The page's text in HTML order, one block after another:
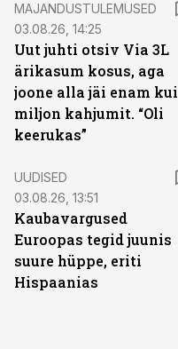
MAJANDUSTULEMUSED
03.08.26, 14:25
Uut juhti otsiv Via 3L
ärikasum kosus, aga
joone alla jäi enam kui
miljon kahjumit. “Oli
keerukas”
UUDISED
03.08.26, 13:51
Kaubavargused
Euroopas tegid juunis
suure hüppe, eriti
Hispaanias